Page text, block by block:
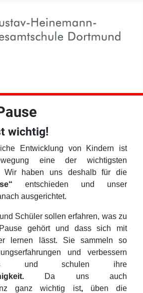
wichtig!
Entwicklung von Kindern ist
eine der wichtigsten
Wir haben uns deshalb für die
entschieden und unser
ausgerichtet.
Schüler sollen erfahren, was zu
gehört und dass sich mit
lernen lässt. Sie sammeln so
und verbessern
und schulen ihre
Da uns auch
ganz wichtig ist, üben die